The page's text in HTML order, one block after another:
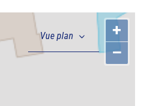
+
–